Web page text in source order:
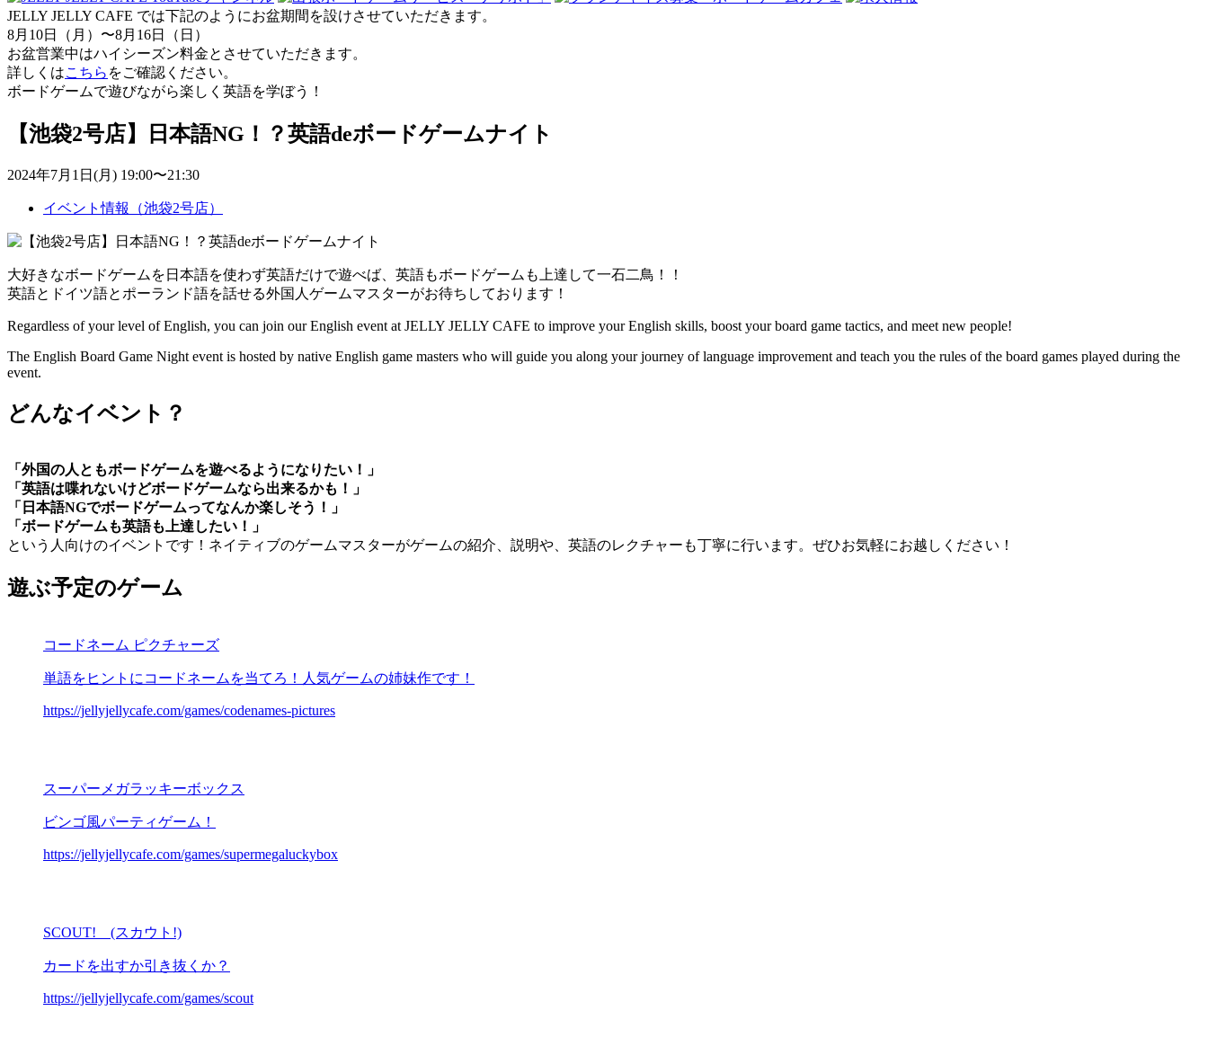
JELLY JELLY CAFE では下記のようにお盆期間を設けさせていただきます。
8月10日（月）〜8月16日（日）
お盆営業中はハイシーズン料金とさせていただきます。
詳しくはこちら をご確認ください。
ボードゲームで遊びながら楽しく英語を学ぼう！
【池袋2号店】日本語NG！？英語deボードゲームナイト
2024年7月1日(月) 19:00〜21:30
イベント情報（池袋2号店）
大好きなボードゲームを日本語を使わず英語だけで遊べば、英語もボードゲームも上達して一石二鳥！！
英語とドイツ語とポーランド語を話せる外国人ゲームマスターがお待ちしております！
Regardless of your level of English, you can join our English event at JELLY JELLY CAFE to improve your English skills, boost your board game tactics, and meet new people!
The English Board Game Night event is hosted by native English game masters who will guide you along your journey of language improvement and teach you the rules of the board games played during the
event.
どんなイベント？
「外国の人ともボードゲームを遊べるようになりたい！」
「英語は喋れないけどボードゲームなら出来るかも！」
「日本語NGでボードゲームってなんか楽しそう！」
「ボードゲームも英語も上達したい！」
という人向けのイベントです！ネイティブのゲームマスターがゲームの紹介、説明や、英語のレクチャーも丁寧に行います。ぜひお気軽にお越しください！
遊ぶ予定のゲーム
コードネーム ピクチャーズ
単語をヒントにコードネームを当てろ！人気ゲームの姉妹作です！
https://jellyjellycafe.com/games/codenames-pictures
スーパーメガラッキーボックス
ビンゴ風パーティゲーム！
https://jellyjellycafe.com/games/supermegaluckybox
SCOUT! (スカウト!)
カードを出すか引き抜くか？
https://jellyjellycafe.com/games/scout